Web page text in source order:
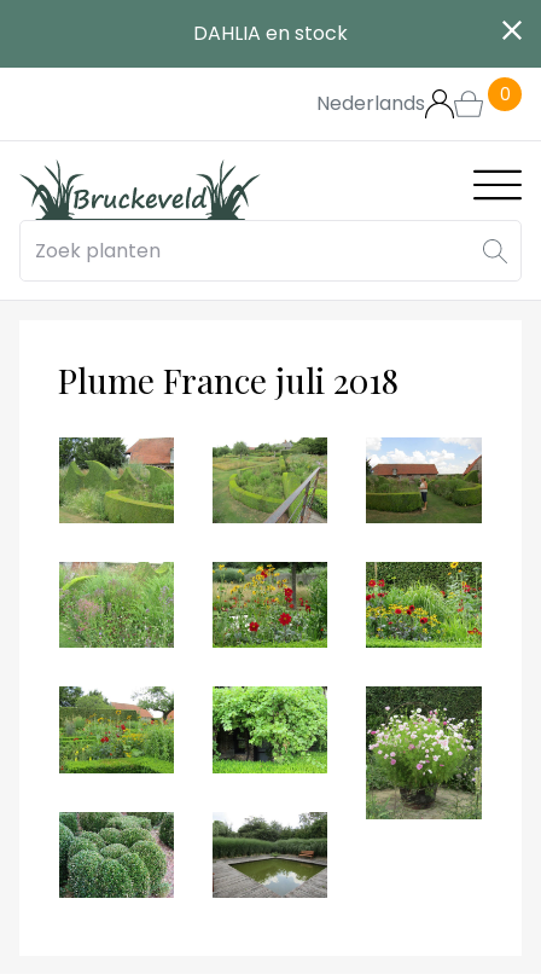
contenu
DAHLIA en stock
Nederlands 0
Main
Plume France juli 2018